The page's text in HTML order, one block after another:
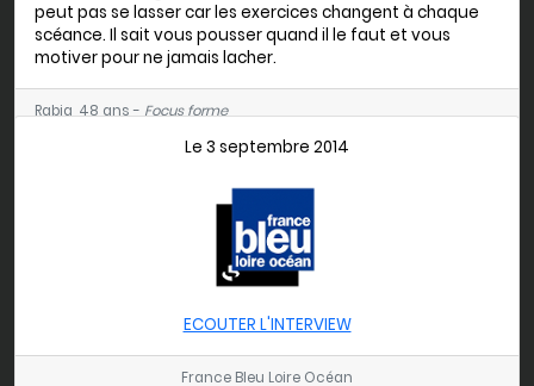
peut pas se lasser car les exercices changent à chaque
scéance. Il sait vous pousser quand il le faut et vous
motiver pour ne jamais lacher.
Rabia, 48 ans - Focus forme
Le 3 septembre 2014
ECOUTER L'INTERVIEW
France Bleu Loire Océan